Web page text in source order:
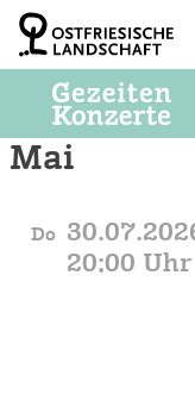
Zum
Inhalt
springen
Mai
Do
20:00 Uhr